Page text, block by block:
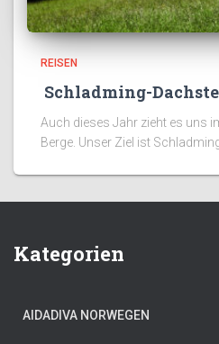
REISEN
Schladming-
Auch dieses Jahr zieht es uns
Berge. Unser Ziel ist
Kategorien
AIDADIVA NORWEGEN